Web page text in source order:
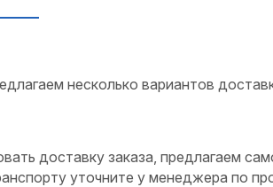
несколько вариантов
доставку заказа, предлагаем
уточните у менеджера по